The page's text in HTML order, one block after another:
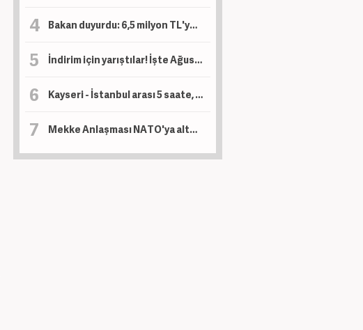
Bakan duyurdu: 6,5 milyon TL'ye kadar destek sağlanacak!
İndirim için yarıştılar! İşte Ağustos ayı kampanyalı sıfır otomobil fiyatları!
Kayseri - İstanbul arası 5 saate, Kayseri - Ankara arası da 1 saat 45 dakikaya düşecek!
Mekke Anlaşması NATO'ya alternatif bir yapı değil!